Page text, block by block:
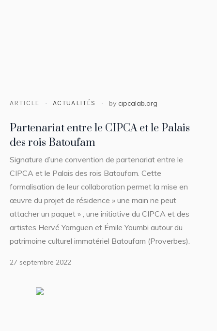
ARTICLE ACTUALITÉS by cipcalab.org
Partenariat entre le CIPCA et le Palais
des rois Batoufam
Signature d’une convention de partenariat entre le
CIPCA et le Palais des rois Batoufam. Cette
formalisation de leur collaboration permet la mise en
œuvre du projet de résidence » une main ne peut
attacher un paquet » , une initiative du CIPCA et des
artistes Hervé Yamguen et Émile Youmbi autour du
patrimoine culturel immatériel Batoufam (Proverbes).
27 septembre 2022